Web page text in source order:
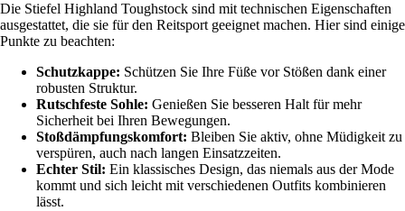
Die Stiefel Highland Toughstock sind mit technischen Eigenschaften
ausgestattet, die sie für den Reitsport geeignet machen. Hier sind einige
Punkte zu beachten:
Schutzkappe: Schützen Sie Ihre Füße vor Stößen dank einer
robusten Struktur.
Rutschfeste Sohle: Genießen Sie besseren Halt für mehr
Sicherheit bei Ihren Bewegungen.
Stoßdämpfungskomfort: Bleiben Sie aktiv, ohne Müdigkeit zu
verspüren, auch nach langen Einsatzzeiten.
Echter Stil: Ein klassisches Design, das niemals aus der Mode
kommt und sich leicht mit verschiedenen Outfits kombinieren
lässt.